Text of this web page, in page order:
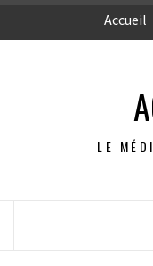
Accueil
LE